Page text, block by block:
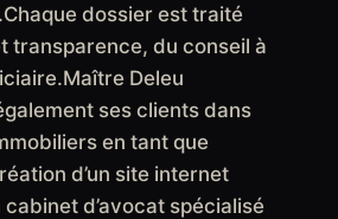
dossier est traité
transparence, du conseil à
Deleu
ses clients dans
en tant que
d’un site internet
d’avocat spécialisé